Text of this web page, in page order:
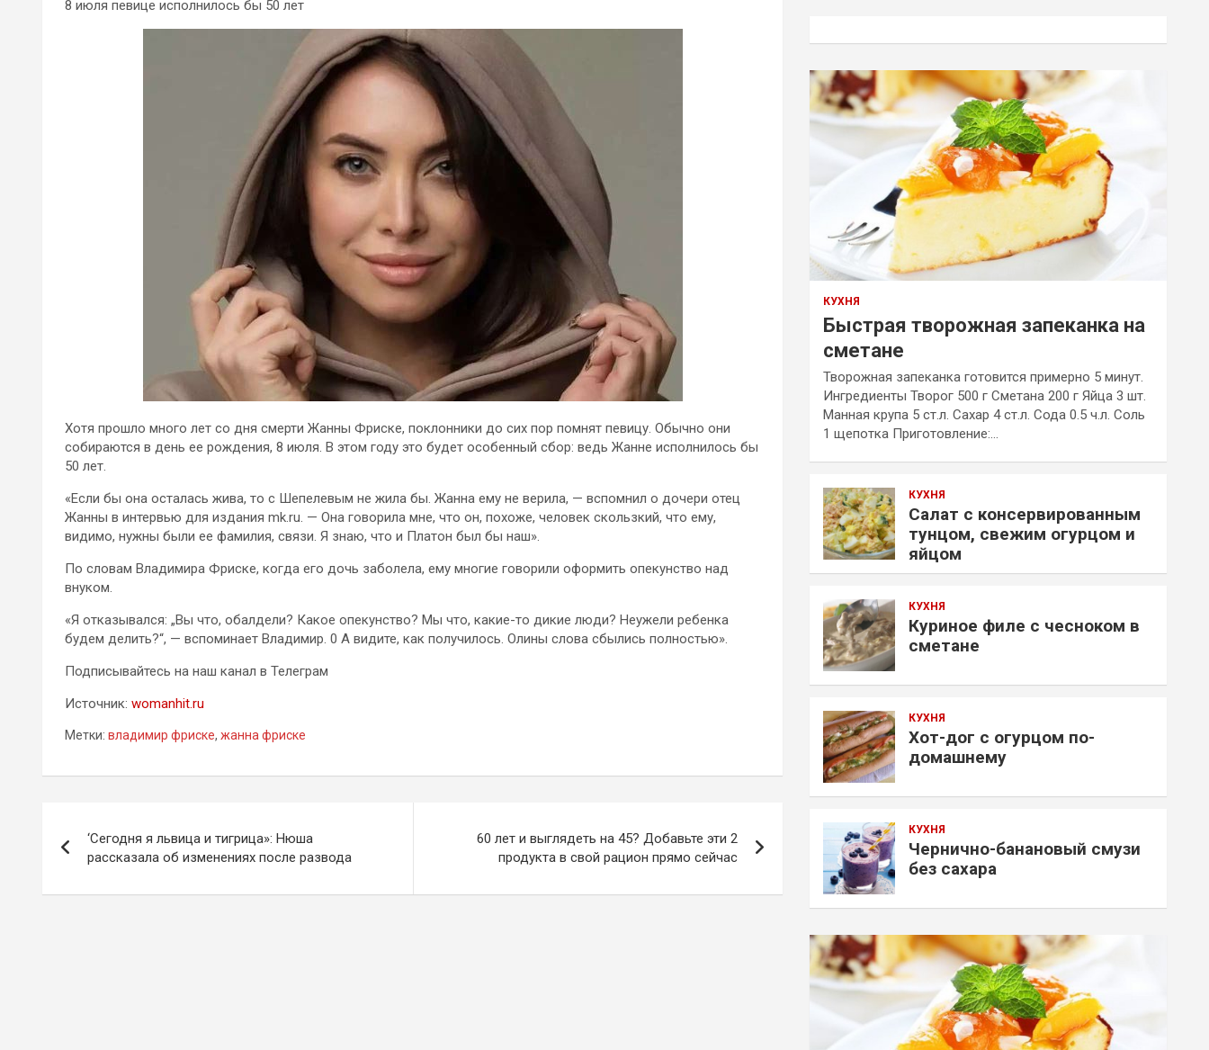
8 июля певице исполнилось бы 50 лет
Хотя прошло много лет со дня смерти Жанны Фриске, поклонники до сих пор помнят певицу. Обычно они
собираются в день ее рождения, 8 июля. В этом году это будет особенный сбор: ведь Жанне исполнилось бы
50 лет.
«Если бы она осталась жива, то с Шепелевым не жила бы. Жанна ему не верила, — вспомнил о дочери отец
Жанны в интервью для издания mk.ru. — Она говорила мне, что он, похоже, человек скользкий, что ему,
видимо, нужны были ее фамилия, связи. Я знаю, что и Платон был бы наш».
По словам Владимира Фриске, когда его дочь заболела, ему многие говорили оформить опекунство над
внуком.
«Я отказывался: „Вы что, обалдели? Какое опекунство? Мы что, какие-то дикие люди? Неужели ребенка
будем делить?“, — вспоминает Владимир. 0 А видите, как получилось. Олины слова сбылись полностью».
Подписывайтесь на наш канал в Телеграм
Источник: womanhit.ru
Метки: владимир фриске, жанна фриске
по
записям
‘Сегодня я львица и тигрица»: Нюша
рассказала об изменениях после развода
60 лет и выглядеть на 45? Добавьте эти 2
продукта в свой рацион прямо сейчас
КУХНЯ
Быстрая творожная запеканка на
сметане
Творожная запеканка готовится примерно 5 минут.
Ингредиенты Творог 500 г Сметана 200 г Яйца 3 шт.
Манная крупа 5 ст.л. Сахар 4 ст.л. Сода 0.5 ч.л. Соль
1 щепотка Приготовление:…
КУХНЯ
Салат с консервированным
тунцом, свежим огурцом и
яйцом
КУХНЯ
Куриное филе с чесноком в
сметане
КУХНЯ
Хот-дог с огурцом по-
домашнему
КУХНЯ
Чернично-банановый смузи
без сахара